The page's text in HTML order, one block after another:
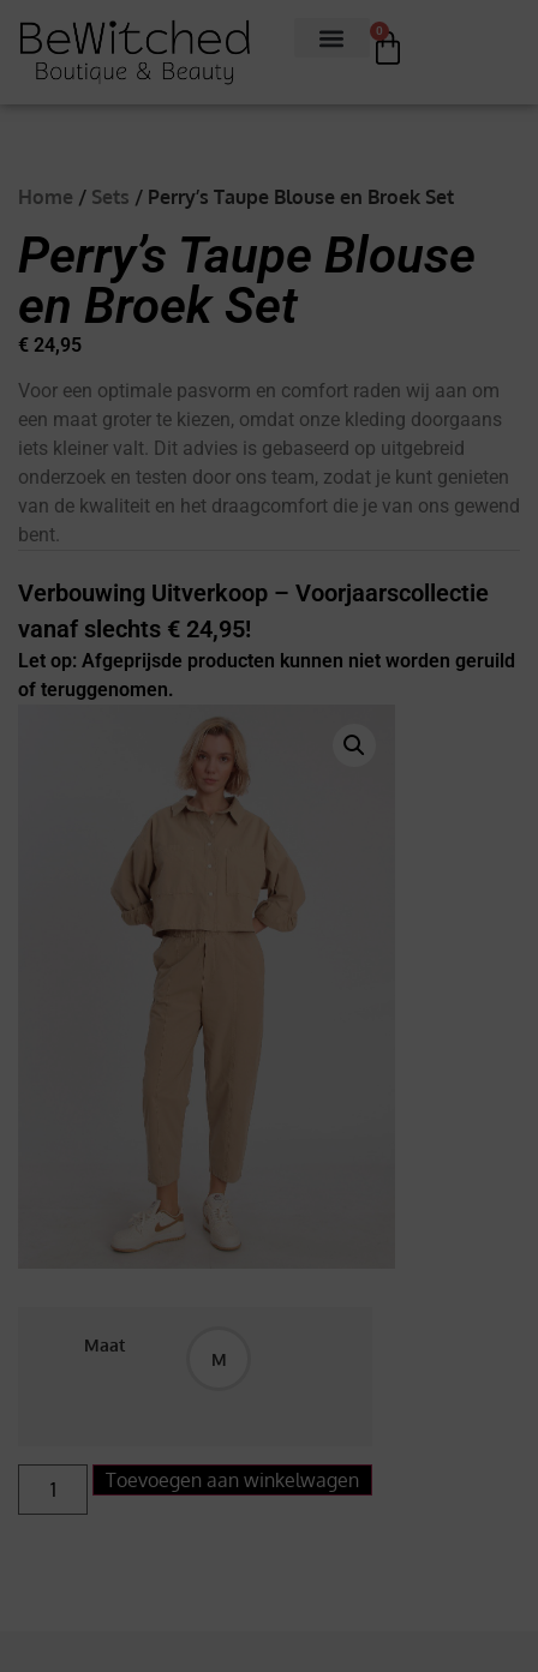
0
Home / Sets / Perry’s Taupe Blouse en Broek Set
Perry’s Taupe Blouse
en Broek Set
€ 24,95
Voor een optimale pasvorm en comfort raden wij aan om
een maat groter te kiezen, omdat onze kleding doorgaans
iets kleiner valt. Dit advies is gebaseerd op uitgebreid
onderzoek en testen door ons team, zodat je kunt genieten
van de kwaliteit en het draagcomfort die je van ons gewend
bent.
Verbouwing Uitverkoop – Voorjaarscollectie
vanaf slechts € 24,95!
Let op: Afgeprijsde producten kunnen niet worden geruild
of teruggenomen.
Maat
M
Toevoegen aan winkelwagen